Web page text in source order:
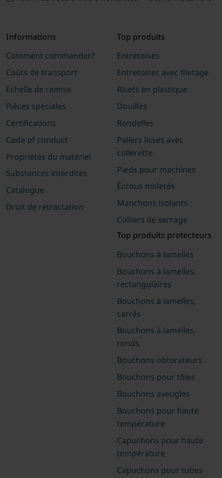
Informations
Comment commander?
Coûts de transport
Echelle de remise
Pièces spéciales
Certifications
Code of conduct
Propriétés du matériel
Substances interdites
Catalogue
Droit de rétractation
Top produits
Entretoises
Entretoises avec filetage
Rivets en plastique
Douilles
Rondelles
Paliers lisses avec
collerette
Pieds pour machines
Écrous moletés
Manchons isolants
Colliers de serrage
Top produits protecteurs
Bouchons à lamelles
Bouchons à lamelles,
rectangulaires
Bouchons à lamelles,
carrés
Bouchons à lamelles,
ronds
Bouchons obturateurs
Bouchons pour tôles
Bouchons aveugles
Bouchons pour haute
température
Capuchons pour haute
température
Capuchons pour tubes